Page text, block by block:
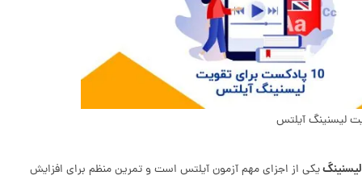
لیسنینگ آیلتس
لیسنینگیکی از اجزای مهم آزمون آیلتس است و تمرین منظم برای افزایش